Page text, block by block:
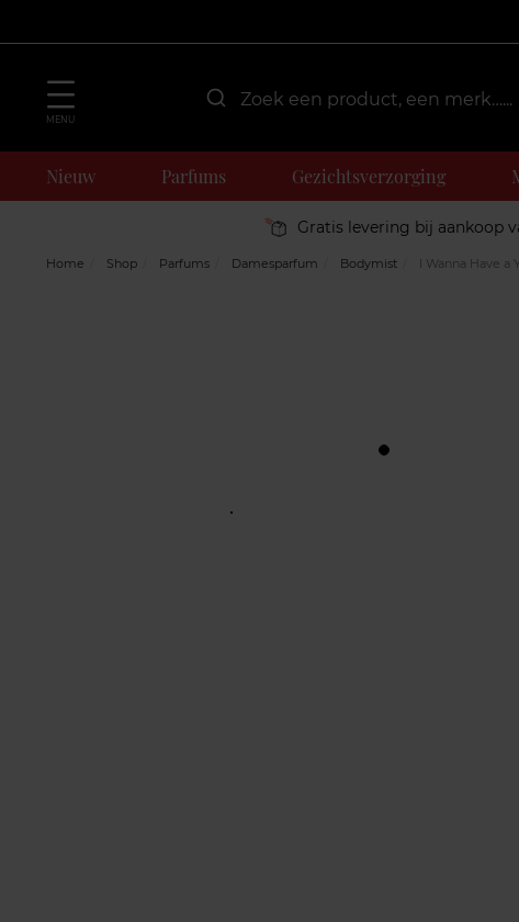
MENU
Nieuw Parfums Gezichtsverzorging
Gratis levering bij aankoop
Home Shop Parfums Damesparfum Bodymist I Wanna Have a